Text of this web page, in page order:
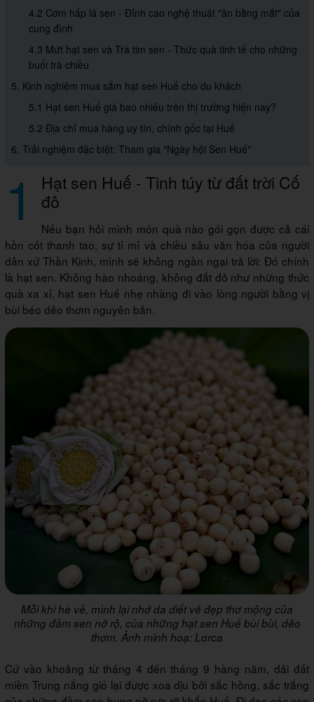
4.2 Cơm hấp lá sen - Đỉnh cao nghệ thuật "ăn bằng mắt" của
cung đình
4.3 Mứt hạt sen và Trà tim sen - Thức quà tinh tế cho những
buổi trà chiều
5. Kinh nghiệm mua sắm hạt sen Huế cho du khách
5.1 Hạt sen Huế giá bao nhiêu trên thị trường hiện nay?
5.2 Địa chỉ mua hàng uy tín, chính gốc tại Huế
6. Trải nghiệm đặc biệt: Tham gia "Ngày hội Sen Huế"
1 Hạt sen Huế - Tinh túy từ đất trời Cố
đô
Nếu bạn hỏi mình món quà nào gói gọn được cả cái
hồn cốt thanh tao, sự tỉ mỉ và chiều sâu văn hóa của người
dân xứ Thần Kinh, mình sẽ không ngần ngại trả lời: Đó chính
là hạt sen. Không hào nhoáng, không đắt đỏ như những thức
quà xa xỉ, hạt sen Huế nhẹ nhàng đi vào lòng người bằng vị
bùi béo dẻo thơm nguyên bản.
Mỗi khi hè về, mình lại nhớ da diết vẻ đẹp thơ mộng của
những đầm sen nở rộ, của những hạt sen Huế bùi bùi, dẻo
thơm. Ảnh minh hoạ: Lorca
Cứ vào khoảng từ tháng 4 đến tháng 9 hàng năm, dải đất
miền Trung nắng gió lại được xoa dịu bởi sắc hồng, sắc trắng